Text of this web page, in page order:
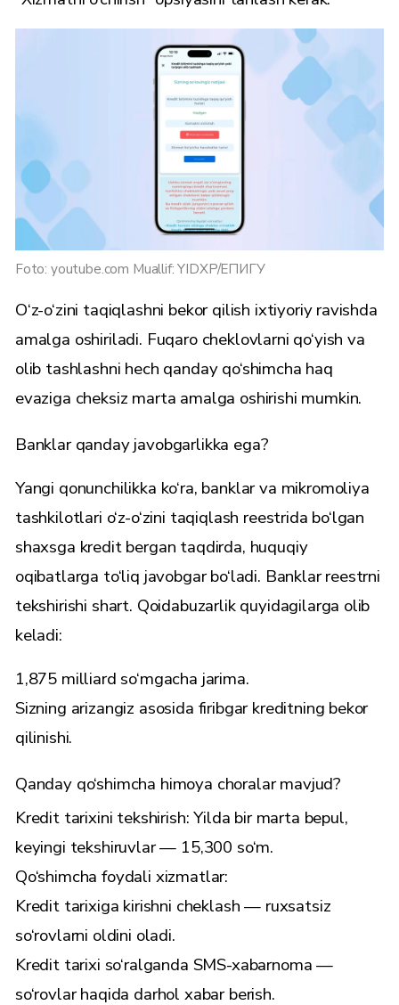
Foto: youtube.com Muallif: YIDXP/ЕПИГУ
O‘z-o‘zini taqiqlashni bekor qilish ixtiyoriy ravishda
amalga oshiriladi. Fuqaro cheklovlarni qo‘yish va
olib tashlashni hech qanday qo‘shimcha haq
evaziga cheksiz marta amalga oshirishi mumkin.
Banklar qanday javobgarlikka ega?
Yangi qonunchilikka ko‘ra, banklar va mikromoliya
tashkilotlari o‘z-o‘zini taqiqlash reestrida bo‘lgan
shaxsga kredit bergan taqdirda, huquqiy
oqibatlarga to‘liq javobgar bo‘ladi. Banklar reestrni
tekshirishi shart. Qoidabuzarlik quyidagilarga olib
keladi:
1,875 milliard so‘mgacha jarima.
Sizning arizangiz asosida firibgar kreditning bekor
qilinishi.
Qanday qo‘shimcha himoya choralar mavjud?
Kredit tarixini tekshirish: Yilda bir marta bepul,
keyingi tekshiruvlar — 15,300 so‘m.
Qo‘shimcha foydali xizmatlar:
Kredit tarixiga kirishni cheklash — ruxsatsiz
so‘rovlarni oldini oladi.
Kredit tarixi so‘ralganda SMS-xabarnoma —
so‘rovlar haqida darhol xabar berish.